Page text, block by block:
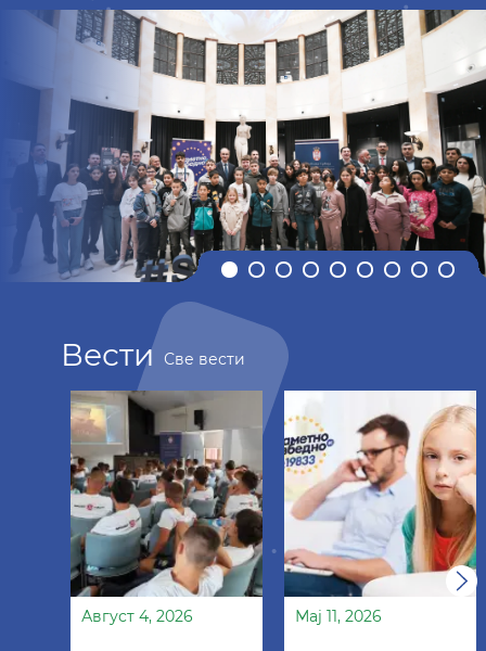
Вести Све вести
Август 4, 2026 Мај 11, 2026